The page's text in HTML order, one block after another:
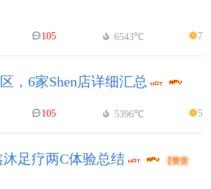
105 6543℃ 7
，6家Shen店详细汇总
105 5396℃ 5
足疗两C体验总结 【赞赏